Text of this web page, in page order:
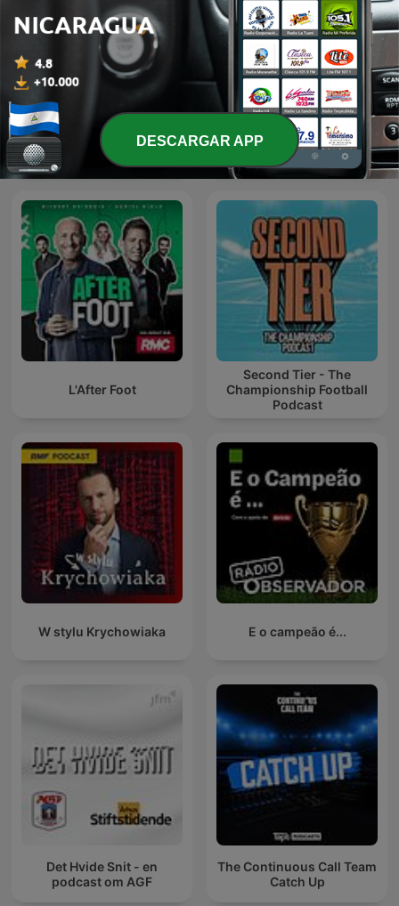
【灵异鬼事】免费鬼故事 恐
怖奇谈 | 一听就上瘾
Palabras Mayores - Carlos
Antonio Vélez
L'After Foot
Second Tier - The
Championship Football
Podcast
W stylu Krychowiaka E o campeão é...
Det Hvide Snit - en
podcast om AGF
The Continuous Call Team
Catch Up
DESCARGAR APP